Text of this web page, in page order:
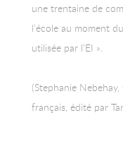
une trentaine de
l’école au moment
utilisée par l’EI ».
(Stephanie
français, édité par